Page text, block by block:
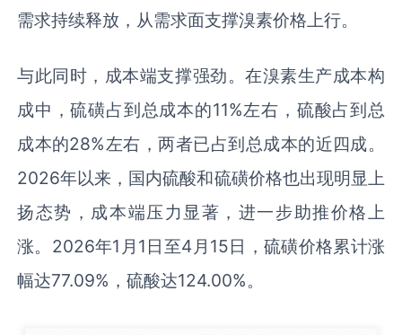
需求持续释放，从需求面支撑溴素价格上行。
与此同时，成本端支撑强劲。在溴素生产成本构
成中，硫磺占到总成本的11%左右，硫酸占到总
成本的28%左右，两者已占到总成本的近四成。
2026年以来，国内硫酸和硫磺价格也出现明显上
扬态势，成本端压力显著，进一步助推价格上
涨。2026年1月1日至4月15日，硫磺价格累计涨
幅达77.09%，硫酸达124.00%。